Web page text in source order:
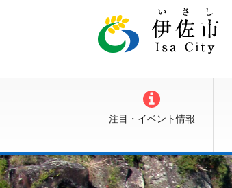
注目・イベント情報